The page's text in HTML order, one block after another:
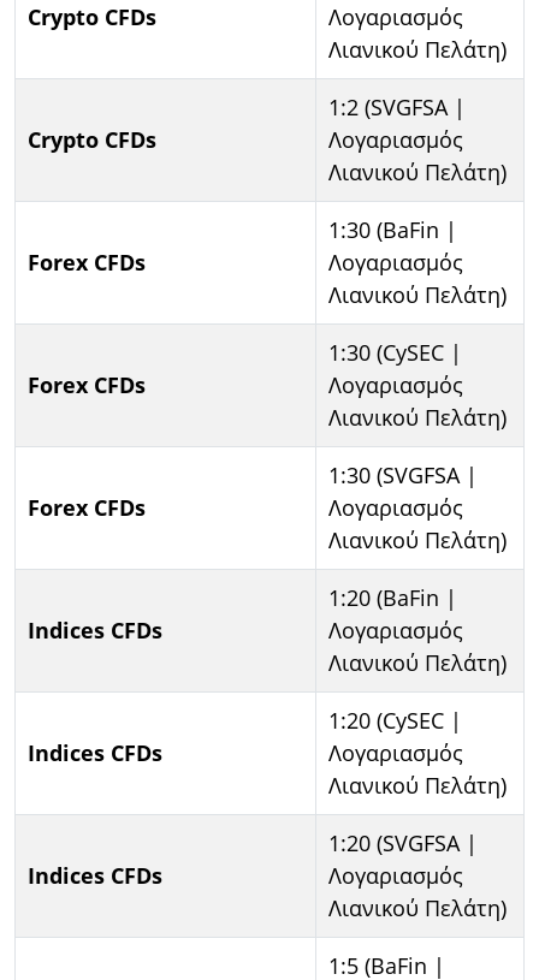
Crypto CFDs
Λογαριασμός
Λιανικού Πελάτη)
Crypto CFDs
1:2 (SVGFSA |
Λογαριασμός
Λιανικού Πελάτη)
Forex CFDs
1:30 (BaFin |
Λογαριασμός
Λιανικού Πελάτη)
Forex CFDs
1:30 (CySEC |
Λογαριασμός
Λιανικού Πελάτη)
Forex CFDs
1:30 (SVGFSA |
Λογαριασμός
Λιανικού Πελάτη)
Indices CFDs
1:20 (BaFin |
Λογαριασμός
Λιανικού Πελάτη)
Indices CFDs
1:20 (CySEC |
Λογαριασμός
Λιανικού Πελάτη)
Indices CFDs
1:20 (SVGFSA |
Λογαριασμός
Λιανικού Πελάτη)
1:5 (BaFin |